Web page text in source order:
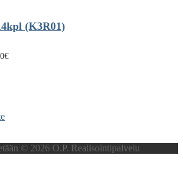
(K3R01)
€
© 2026 O.P. Realisointipalvelu